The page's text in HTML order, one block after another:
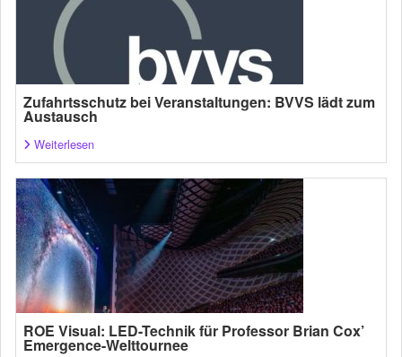
Zufahrtsschutz bei Veranstaltungen: BVVS lädt zum
Austausch
Weiterlesen
ROE Visual: LED-Technik für Professor Brian Cox’
Emergence-Welttournee